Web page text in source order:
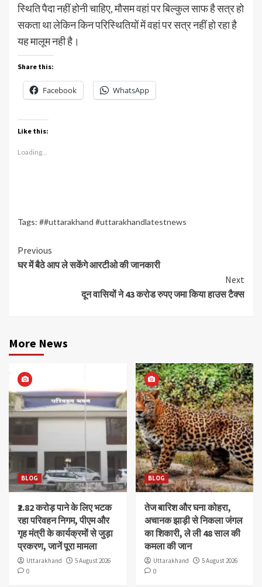
स्थिति पैदा नहीं होनी चाहिए, मौसम वहां पर बिल्कुल साफ है सत्र हो
सकता था लेकिन किन परिस्थितियों में वहां पर सत्र नहीं हो रहा है
यह मालूम नही है।
Share this:
Facebook WhatsApp
Like this:
Loading...
Tags: ##uttarakhand #uttarakhandlatestnews
Continue
Reading
Previous
घर में बैठे आप ले सकेंगे आरटीओ की जानकारी
Next
दून वासियों ने 43 करोड रुपए जमा किया हाउस टैक्स
More News
BLOG
₹2.82 करोड़ पाने के लिए भटक
रहा परिवहन निगम, पीएम और
गृह मंत्री के कार्यक्रमों से जुड़ा
प्रकरण, जानें पूरा मामला
Uttarakhand
5 August 2026
0
BLOG
तेज बारिश और घना कोहरा,
अचानक झाड़ी से निकला जंगल
का शिकारी, ले ली 48 साल की
कमला की जान
Uttarakhand
5 August 2026
0